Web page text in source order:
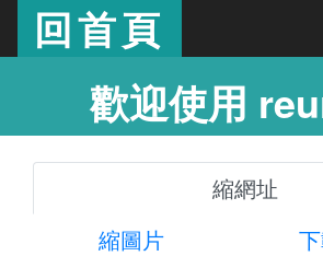
回首頁
歡迎使用
縮網址
縮圖片